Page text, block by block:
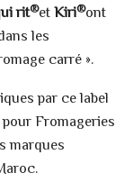
rit®etKiri®ont
les
carré ».
par ce label
Fromageries
marques